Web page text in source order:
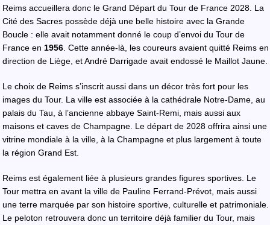
Reims accueillera donc le Grand Départ du Tour de France 2028. La
Cité des Sacres possède déjà une belle histoire avec la Grande
Boucle : elle avait notamment donné le coup d’envoi du Tour de
France en 1956 . Cette année-là, les coureurs avaient quitté Reims en
direction de Liège, et André Darrigade avait endossé le Maillot Jaune.
Le choix de Reims s’inscrit aussi dans un décor très fort pour les
images du Tour. La ville est associée à la cathédrale Notre-Dame, au
palais du Tau, à l’ancienne abbaye Saint-Remi, mais aussi aux
maisons et caves de Champagne. Le départ de 2028 offrira ainsi une
vitrine mondiale à la ville, à la Champagne et plus largement à toute
la région Grand Est.
Reims est également liée à plusieurs grandes figures sportives. Le
Tour mettra en avant la ville de Pauline Ferrand-Prévot, mais aussi
une terre marquée par son histoire sportive, culturelle et patrimoniale.
Le peloton retrouvera donc un territoire déjà familier du Tour, mais